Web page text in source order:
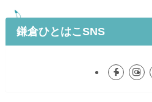
鎌倉ひとはこSNS